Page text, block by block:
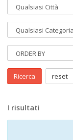
Ricerca reset
I risultati